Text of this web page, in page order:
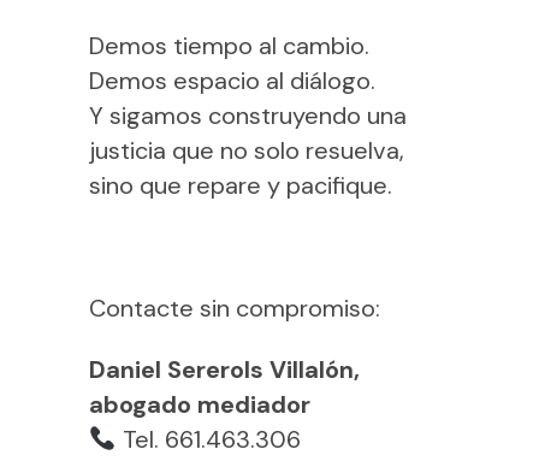
Demos tiempo al cambio.
Demos espacio al diálogo.
Y sigamos construyendo una
justicia que no solo resuelva,
sino que repare y pacifique.
Contacte sin compromiso:
Daniel Sererols Villalón,
abogado mediador
Tel. 661.463.306